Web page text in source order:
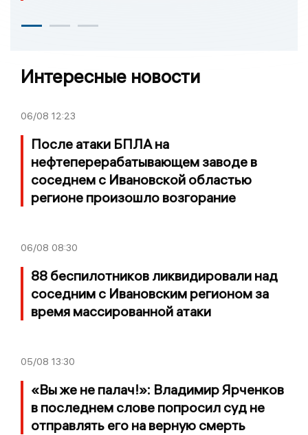
Интересные новости
06/08 12:23
После атаки БПЛА на
нефтеперерабатывающем заводе в
соседнем с Ивановской областью
регионе произошло возгорание
06/08 08:30
88 беспилотников ликвидировали над
соседним с Ивановским регионом за
время массированной атаки
05/08 13:30
«Вы же не палач!»: Владимир Ярченков
в последнем слове попросил суд не
отправлять его на верную смерть